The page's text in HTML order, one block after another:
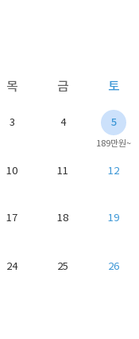
목 금 토
3 4 5
189만원~
10 11 12
17 18 19
24 25 26